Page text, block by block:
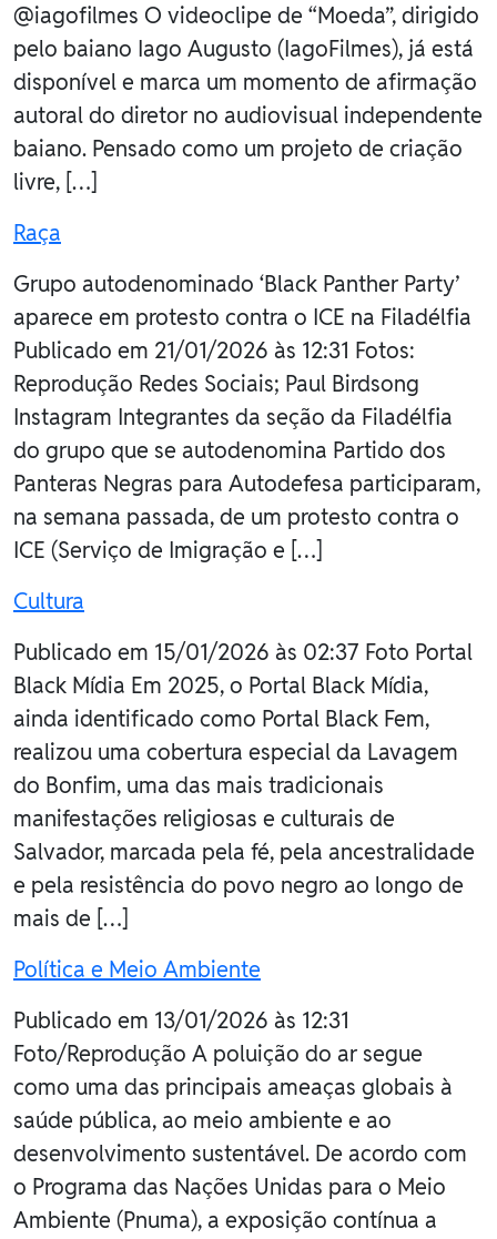
@iagofilmes O videoclipe de “Moeda”, dirigido
pelo baiano Iago Augusto (IagoFilmes), já está
disponível e marca um momento de afirmação
autoral do diretor no audiovisual independente
baiano. Pensado como um projeto de criação
livre, […]
Raça
Grupo autodenominado ‘Black Panther Party’
aparece em protesto contra o ICE na Filadélfia
Publicado em 21/01/2026 às 12:31 Fotos:
Reprodução Redes Sociais; Paul Birdsong
Instagram Integrantes da seção da Filadélfia
do grupo que se autodenomina Partido dos
Panteras Negras para Autodefesa participaram,
na semana passada, de um protesto contra o
ICE (Serviço de Imigração e […]
Cultura
Publicado em 15/01/2026 às 02:37 Foto Portal
Black Mídia Em 2025, o Portal Black Mídia,
ainda identificado como Portal Black Fem,
realizou uma cobertura especial da Lavagem
do Bonfim, uma das mais tradicionais
manifestações religiosas e culturais de
Salvador, marcada pela fé, pela ancestralidade
e pela resistência do povo negro ao longo de
mais de […]
Política e Meio Ambiente
Publicado em 13/01/2026 às 12:31
Foto/Reprodução A poluição do ar segue
como uma das principais ameaças globais à
saúde pública, ao meio ambiente e ao
desenvolvimento sustentável. De acordo com
o Programa das Nações Unidas para o Meio
Ambiente (Pnuma), a exposição contínua a